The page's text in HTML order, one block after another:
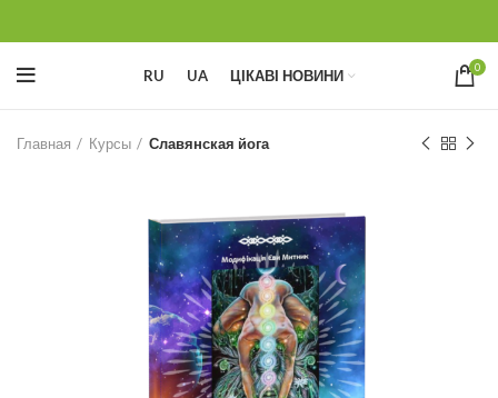
RU UA ЦІКАВІ НОВИНИ 0
Главная Курсы Славянская йога